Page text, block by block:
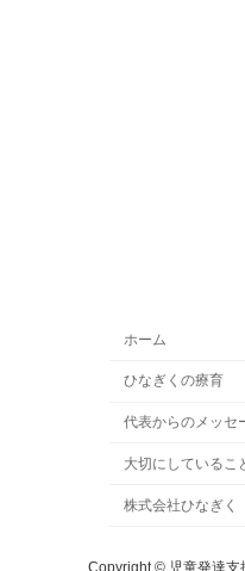
ホーム
ひなぎくの療育
代表からのメッセ
大切にしているこ
株式会社ひなぎく
Copyright © 児童発達支